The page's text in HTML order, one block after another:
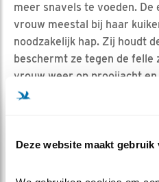
Deze website maakt gebruik
meer snavels te voeden.
vrouw meestal bij haar
noodzakelijk hap. Zij houdt
beschermt ze tegen de felle
vrouw weer op prooijacht
eten op tafel staat!
Vooralsnog lijkt het nog